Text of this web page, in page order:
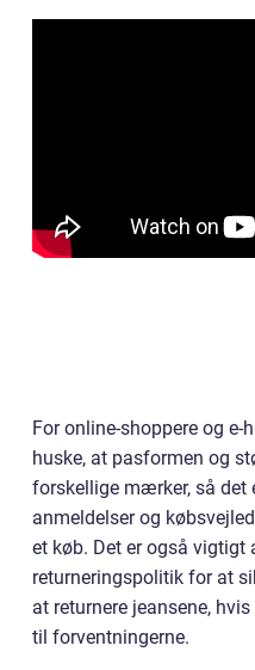
For online-shoppere og
huske, at pasformen og
forskellige mærker, så det
anmeldelser og
et køb. Det er også
returneringspolitik for at
at returnere jeansene,
til forventningerne.